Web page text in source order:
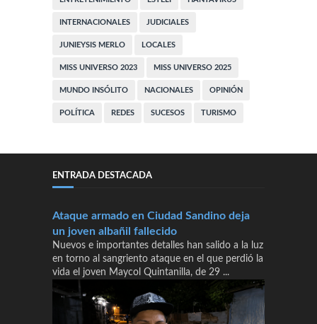
INTERNACIONALES JUDICIALES
JUNIEYSIS MERLO LOCALES
MISS UNIVERSO 2023 MISS UNIVERSO 2025
MUNDO INSÓLITO NACIONALES OPINIÓN
POLÍTICA REDES SUCESOS TURISMO
ENTRADA DESTACADA
Ataque armado en Ciudad Sandino deja
un joven albañil fallecido
Nuevos e importantes detalles han salido a la luz
en torno al sangriento ataque en el que perdió la
vida el joven Maycol Quintanilla, de 29 ...